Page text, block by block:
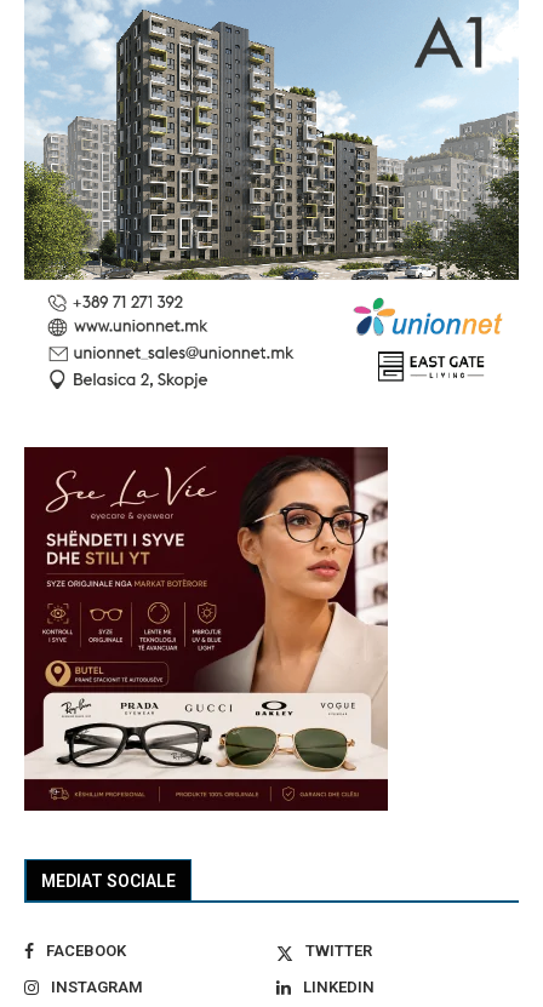
MEDIAT SOCIALE
FACEBOOK
TWITTER
INSTAGRAM
LINKEDIN